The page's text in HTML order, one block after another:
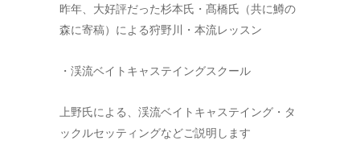
昨年、大好評だった杉本氏・髙橋氏（共に鱒の
森に寄稿）による狩野川・本流レッスン
・渓流ベイトキャステイングスクール
上野氏による、渓流ベイトキャステイング・タ
ックルセッティングなどご説明します